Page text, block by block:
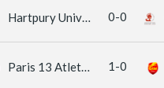
Hartpury University 0-0
Paris 13 Atletico 1-0